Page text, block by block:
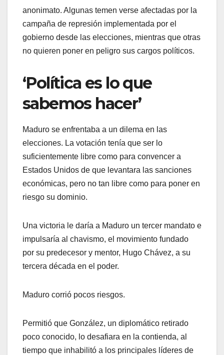
anonimato. Algunas temen verse afectadas por la
campaña de represión implementada por el
gobierno desde las elecciones, mientras que otras
no quieren poner en peligro sus cargos políticos.
‘Política es lo que
sabemos hacer’
Maduro se enfrentaba a un dilema en las
elecciones. La votación tenía que ser lo
suficientemente libre como para convencer a
Estados Unidos de que levantara las sanciones
económicas, pero no tan libre como para poner en
riesgo su dominio.
Una victoria le daría a Maduro un tercer mandato e
impulsaría al chavismo, el movimiento fundado
por su predecesor y mentor, Hugo Chávez, a su
tercera década en el poder.
Maduro corrió pocos riesgos.
Permitió que González, un diplomático retirado
poco conocido, lo desafiara en la contienda, al
tiempo que inhabilitó a los principales líderes de